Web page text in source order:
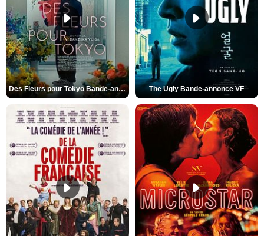
Des Fleurs pour Tokyo Bande-annonce VO STFR The Ugly Bande-annonce VF